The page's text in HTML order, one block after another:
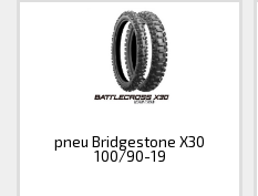
pneu Bridgestone X30
100/90-19